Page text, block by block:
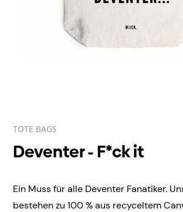
TOTE BAGS
Deventer - F*ck it
Ein Muss für alle Deventer Fanatiker.
bestehen zu 100 % aus recyceltem